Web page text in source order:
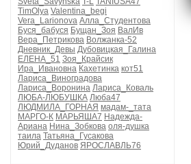
TimOlya Valentina_begi
Vera_Larionova Алла_Студентова
Буся_бабуся Бущан_Зоя ВалИв
Вера_Петрикова Волжанка-52
Дневник_Девы Дубовицкая_Галина
ЕЛЕНА_51 Зоя_Крайсик
Ира_Ивановна Кахетинка кот51
Лариса_Виноградова
Лариса_Воронина Лариса_Коваль
ЛЮБА-ЛЮБУШКА Люба47
ЛЮДМИЛА_ГОРНАЯ мадам-_тата
МАРГО-К МАРЬЯША7 Надежда-
Ариана Нина_Зобкова оля-душка
таила Татьяна_Гусакова
Юрий_Дуданов ЯРОСЛАВЛЬ76